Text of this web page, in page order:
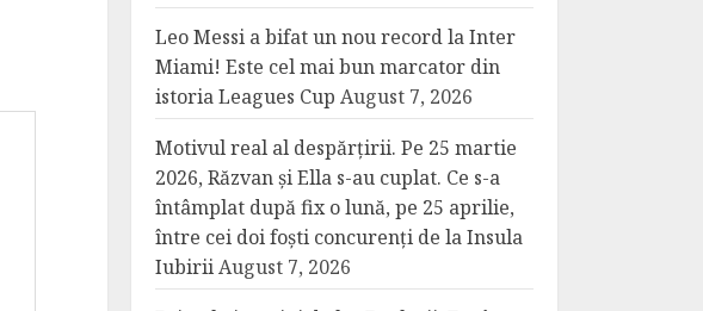
Leo Messi a bifat un nou record la Inter
Miami! Este cel mai bun marcator din
istoria Leagues Cup August 7, 2026
Motivul real al despărțirii. Pe 25 martie
2026, Răzvan și Ella s-au cuplat. Ce s-a
întâmplat după fix o lună, pe 25 aprilie,
între cei doi foști concurenți de la Insula
IubiriiAugust 7, 2026